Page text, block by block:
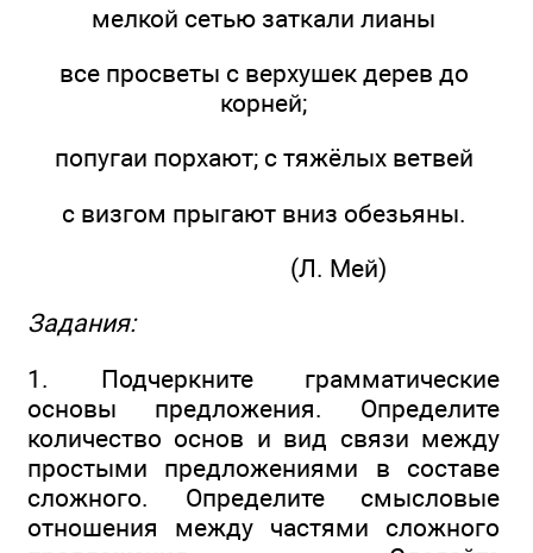
мелкой сетью заткали лианы
все просветы с верхушек дерев до
корней;
попугаи порхают; с тяжёлых ветвей
с визгом прыгают вниз обезьяны.
(Л. Мей)
Задания:
1. Подчеркните грамматические
основы предложения. Определите
количество основ и вид связи между
простыми предложениями в составе
сложного. Определите смысловые
отношения между частями сложного